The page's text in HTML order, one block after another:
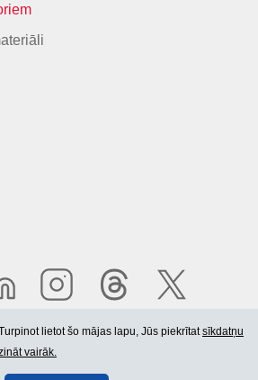
SIA "BEZRINDAS.LV".
lietot šo mājas lapu, Jūs piekrītatsīkdatņu
vairāk.